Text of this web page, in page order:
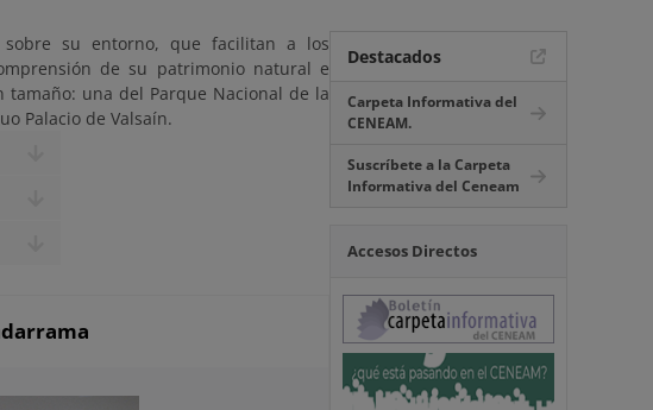
sobre su entorno, que facilitan a los
de su patrimonio natural e
una del Parque Nacional de la
Palacio de Valsaín.
Destacados
Carpeta Informativa del
CENEAM.
Suscríbete a la Carpeta
Informativa del Ceneam
Accesos Directos